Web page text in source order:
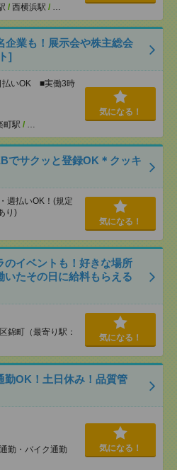
/ 西横浜駅 / …
企業も！展示会や株主総会
]
いOK ■実働3時
町駅 / …
気になる！
でサクッと登録OK＊クッキ
週払いOK！(規定
り)
気になる！
のイベントも！好きな場所
たその日に給料もらえる
錦町（最寄り駅：
気になる！
勤OK！土日休み！品質管
勤・バイク通勤
気になる！